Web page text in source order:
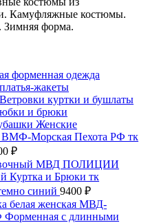
Камуфляжные костюмы.
форма.
форменная одежда
жакеты
куртки и бушлаты
и брюки
Женские
ВМФ-Морская Пехота РФ тк
₽
МВД ПОЛИЦИИ
Куртка и Брюки тк
синий 9400 ₽
белая женская МВД-
с длинными